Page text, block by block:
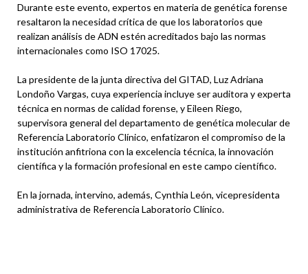
Durante este evento, expertos en materia de genética forense
resaltaron la necesidad crítica de que los laboratorios que
realizan análisis de ADN estén acreditados bajo las normas
internacionales como ISO 17025.
La presidente de la junta directiva del GITAD, Luz Adriana
Londoño Vargas, cuya experiencia incluye ser auditora y experta
técnica en normas de calidad forense, y Eileen Riego,
supervisora general del departamento de genética molecular de
Referencia Laboratorio Clínico, enfatizaron el compromiso de la
institución anfitriona con la excelencia técnica, la innovación
científica y la formación profesional en este campo científico.
En la jornada, intervino, además, Cynthia León, vicepresidenta
administrativa de Referencia Laboratorio Clínico.